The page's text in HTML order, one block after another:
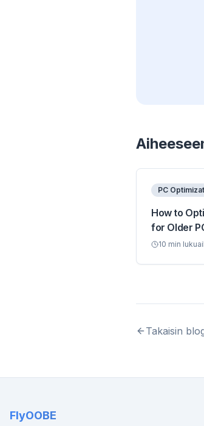
PC
How to
for Older
Guide
10 min
Takaisin
FlyOOBE